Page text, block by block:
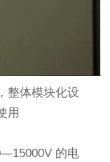
整体模块化设
用
的电